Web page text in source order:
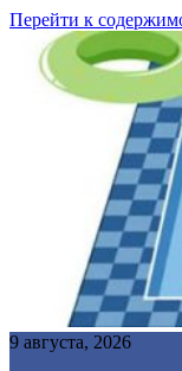
Перейти к
9 августа, 2026